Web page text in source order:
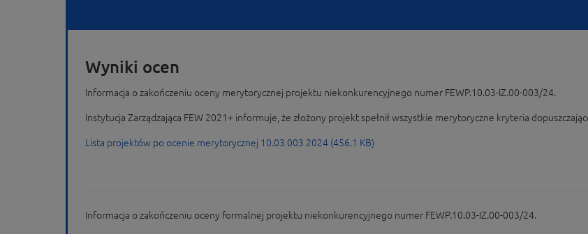
Wyniki ocen
Informacja o zakończeniu oceny merytorycznej projektu niekonkurencyjnego numer FEWP.10.03-IZ.00-003/24.
Instytucja Zarządzająca FEW 2021+ informuje, że złożony projekt spełnił wszystkie merytoryczne kryteria
Lista projektów po ocenie merytorycznej 10.03 003 2024 (456.1 KB)
Informacja o zakończeniu oceny formalnej projektu niekonkurencyjnego numer FEWP.10.03-IZ.00-003/24.